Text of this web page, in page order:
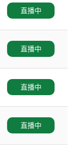
直播中
直播中
直播中
直播中